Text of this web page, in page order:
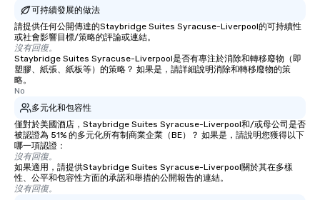
可持續發展的做法
請提供任何公開傳達的Staybridge Suites Syracuse-Liverpool的可持續性
或社會影響目標/策略的評論或連結。
沒有回復。
Staybridge Suites Syracuse-Liverpool是否有專注於消除和轉移廢物（即
塑膠、紙張、紙板等）的策略？ 如果是，請詳細說明消除和轉移廢物的策
略。
No
多元化和包容性
僅對於美國酒店，Staybridge Suites Syracuse-Liverpool和/或母公司是否
被認證為 51% 的多元化所有制商業企業（BE）？ 如果是，請說明您獲得以下
哪一項認證：
沒有回復。
如果適用，請提供Staybridge Suites Syracuse-Liverpool關於其在多樣
性、公平和包容性方面的承諾和舉措的公開報告的連結。
沒有回復。